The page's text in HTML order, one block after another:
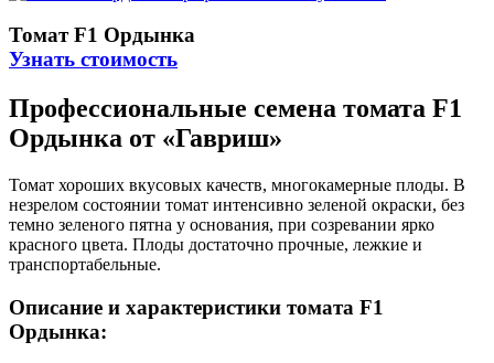
Томат F1 Ордынка
Узнать стоимость
Профессиональные семена томата F1
Ордынка от «Гавриш»
Томат хороших вкусовых качеств, многокамерные плоды. В
незрелом состоянии томат интенсивно зеленой окраски, без
темно зеленого пятна у основания, при созревании ярко
красного цвета. Плоды достаточно прочные, лежкие и
транспортабельные.
Описание и характеристики томата F1
Ордынка: